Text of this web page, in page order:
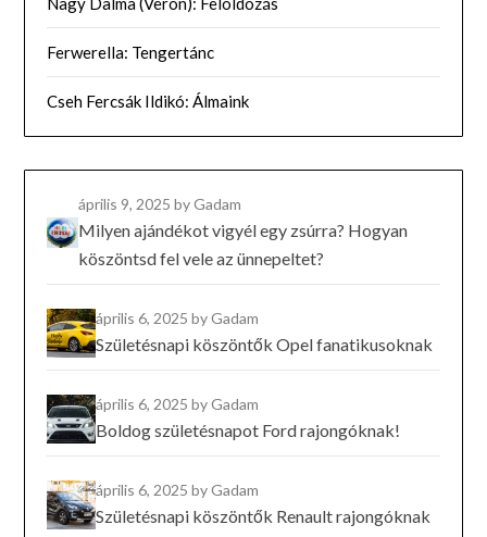
Ferwerella: Tengertánc
Cseh Fercsák Ildikó: Álmaink
április 9, 2025 by Gadam
Milyen ajándékot vigyél egy zsúrra? Hogyan
köszöntsd fel vele az ünnepeltet?
április 6, 2025by Gadam
Születésnapi köszöntők Opel fanatikusoknak
április 6, 2025by Gadam
Boldog születésnapot Ford rajongóknak!
április 6, 2025by Gadam
Születésnapi köszöntők Renault rajongóknak